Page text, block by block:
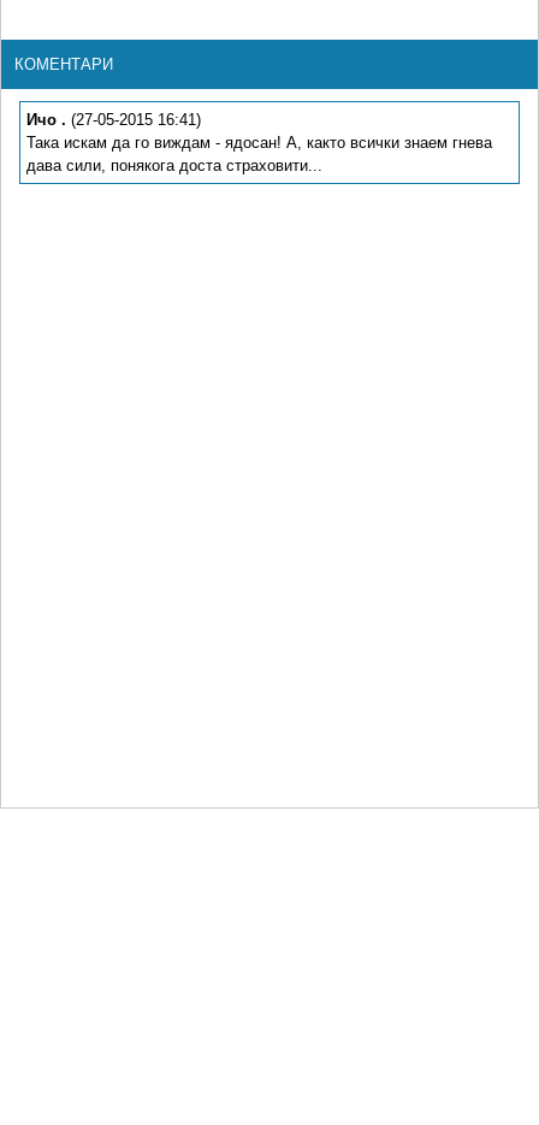
КОМЕНТАРИ
Ичо . (27-05-2015 16:41)
Така искам да го виждам - ядосан! А, както всички знаем гнева
дава сили, понякога доста страховити...